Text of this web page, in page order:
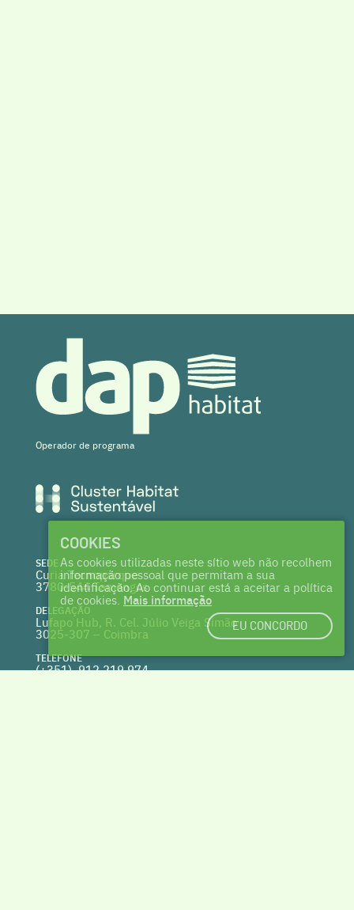
Operador de programa
SEDE
Curia Tecnoparque
3780-544 Tamengos
DELEGAÇÃO
Lufapo Hub, R. Cel. Júlio Veiga Simão
3025-307 – Coimbra
TELEFONE
(+351) 912 219 974
COOKIES
As cookies utilizadas neste sítio web não recolhem
informação pessoal que permitam a sua
identificação. Ao continuar está a aceitar a política
de cookies. Mais informação
EU CONCORDO